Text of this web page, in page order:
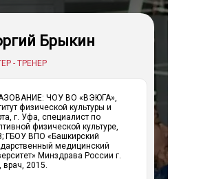
Брыкин
- ТРЕНЕР
ЧОУ ВО «ВЭЮГА»,
физической культуры и
г. Уфа, специалист по
физической культуре,
ГБОУ ВПО «Башкирский
медицинский
Минздрава России г.
врач, 2015.